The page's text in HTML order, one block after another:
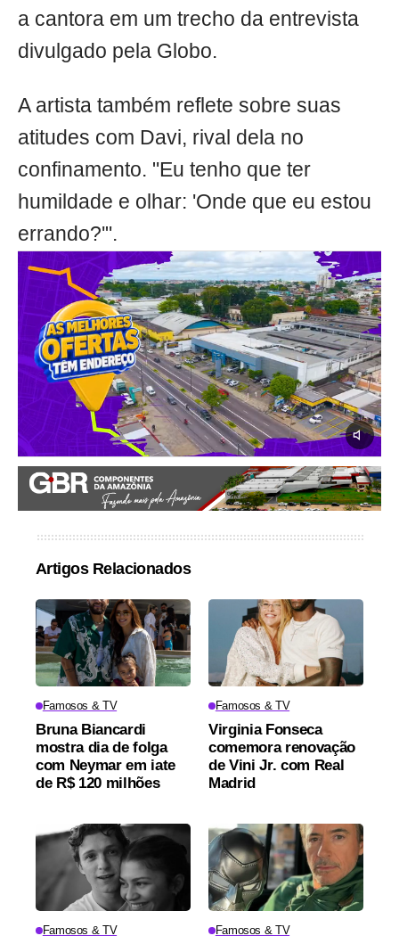
a cantora em um trecho da entrevista
divulgado pela Globo.
A artista também reflete sobre suas
atitudes com Davi, rival dela no
confinamento. "Eu tenho que ter
humildade e olhar: 'Onde que eu estou
errando?'".
Artigos Relacionados
Famosos & TV
Bruna Biancardi
mostra dia de folga
com Neymar em iate
de R$ 120 milhões
Famosos & TV
Virginia Fonseca
comemora renovação
de Vini Jr. com Real
Madrid
Famosos & TV Famosos & TV